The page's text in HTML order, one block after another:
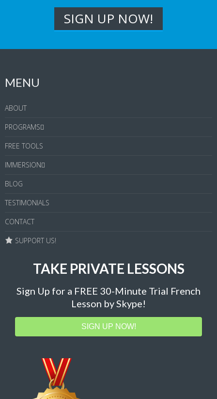
MENU
ABOUT
PROGRAMS
FREE TOOLS
IMMERSION
BLOG
TESTIMONIALS
CONTACT
SUPPORT US!
TAKE PRIVATE LESSONS
Sign Up for a FREE 30-Minute Trial French
Lesson by Skype!
SIGN UP NOW!